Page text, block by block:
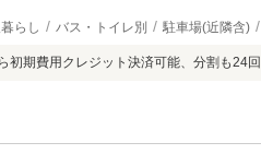
らし バス・トイレ別 駐車場(近隣含)
初期費用クレジット決済可能、分割も24